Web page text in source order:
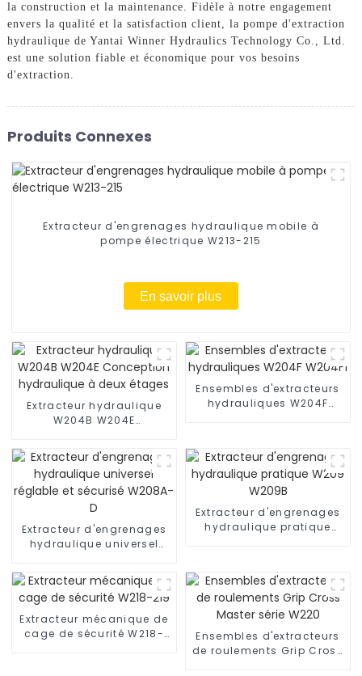
la construction et la maintenance. Fidèle à notre engagement
envers la qualité et la satisfaction client, la pompe d'extraction
hydraulique de Yantai Winner Hydraulics Technology Co., Ltd.
est une solution fiable et économique pour vos besoins
d'extraction.
Produits Connexes
Extracteur d'engrenages hydraulique mobile à
pompe électrique W213-215
En savoir plus
Extracteur hydraulique
W204B W204E
à deux étages
Ensembles d'extracteurs
hydrauliques W204F
Extracteur d'engrenages
hydraulique universel
W208A-D
Extracteur d'engrenages
hydraulique pratique
Extracteur mécanique de
cage de sécurité W218-
Ensembles d'extracteurs
de roulements Grip Cross